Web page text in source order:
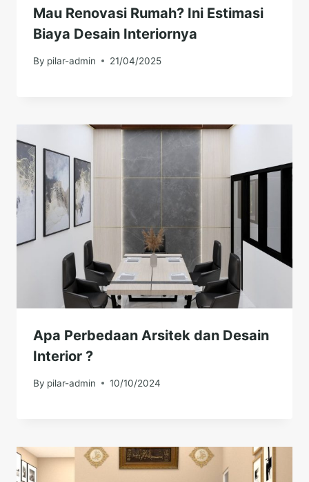
Mau Renovasi Rumah? Ini Estimasi
Biaya Desain Interiornya
By pilar-admin 21/04/2025
Apa Perbedaan Arsitek dan Desain
Interior ?
By pilar-admin 10/10/2024